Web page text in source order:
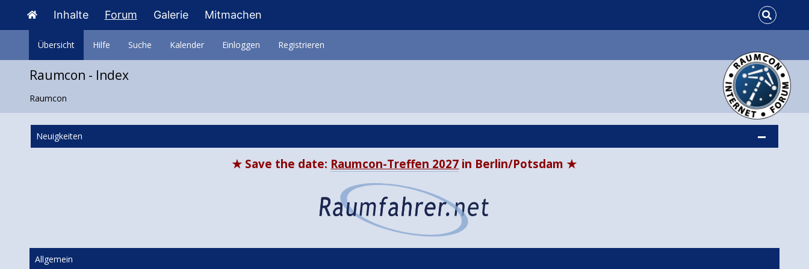
Inhalte Forum Galerie Mitmachen
Übersicht Hilfe Suche Kalender Einloggen Registrieren
Raumcon - Index
Raumcon
Neuigkeiten
★ Save the date: Raumcon-Treffen 2027 in Berlin/Potsdam ★
Allgemein